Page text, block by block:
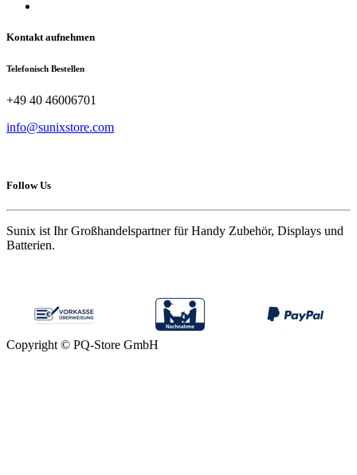
Kontakt aufnehmen
Telefonisch Bestellen
+49 40 46006701
info@sunixstore.com
Follow Us
Sunix ist Ihr Großhandelspartner für Handy Zubehör, Displays und
Batterien.
Copyright © PQ-Store GmbH